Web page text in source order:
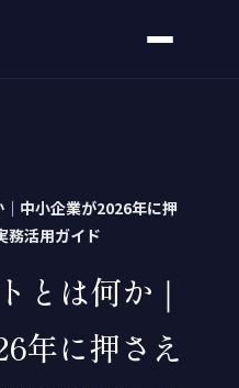
中小企業が2026年に押
務活用ガイド
とは何か｜
年に押さえ